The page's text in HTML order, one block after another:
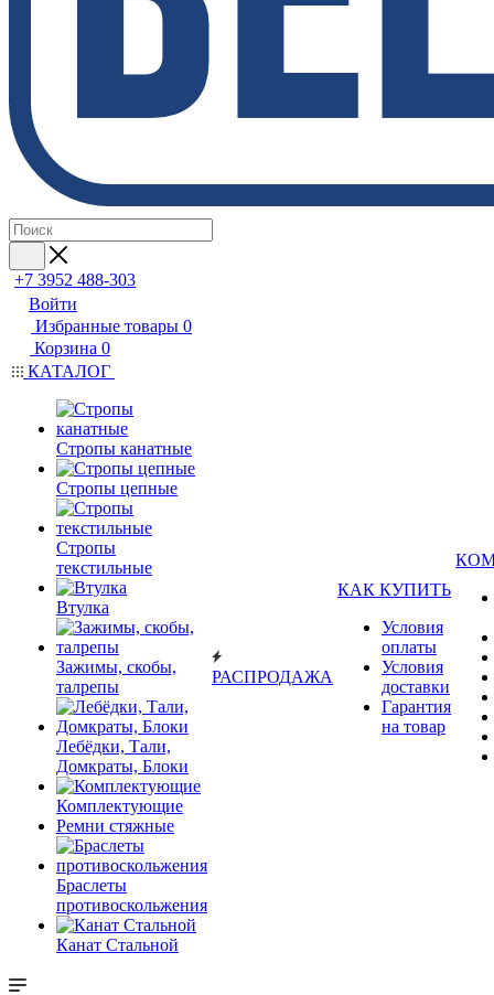
+7 3952 488-303
Войти
Избранные товары 0
Корзина 0
КАТАЛОГ
Стропы канатные
Стропы цепные
Стропы
текстильные
Втулка
Зажимы, скобы,
талрепы
Лебёдки, Тали,
Домкраты, Блоки
Комплектующие
Ремни стяжные
Браслеты
противоскольжения
Канат Стальной
РАСПРОДАЖА
КАК КУПИТЬ
Условия
оплаты
Условия
доставки
Гарантия
на товар